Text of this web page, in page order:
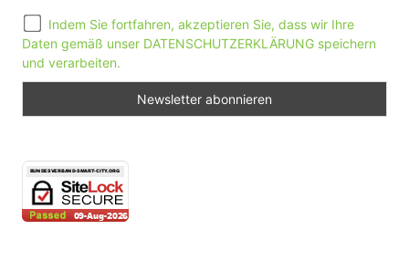
Indem Sie fortfahren, akzeptieren Sie, dass wir Ihre
Daten gemäß unser DATENSCHUTZERKLÄRUNG speichern
und verarbeiten.